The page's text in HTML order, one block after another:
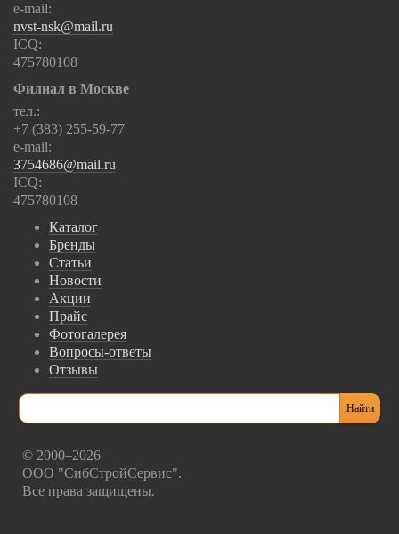
e-mail:
nvst-nsk@mail.ru
ICQ:
475780108
Филиал в Москве
тел.:
+7 (383) 255-59-77
e-mail:
3754686@mail.ru
ICQ:
475780108
Каталог
Бренды
Статьи
Новости
Акции
Прайс
Фотогалерея
Вопросы-ответы
Отзывы
© 2000–2026
ООО "СибСтройСервис".
Все права защищены.